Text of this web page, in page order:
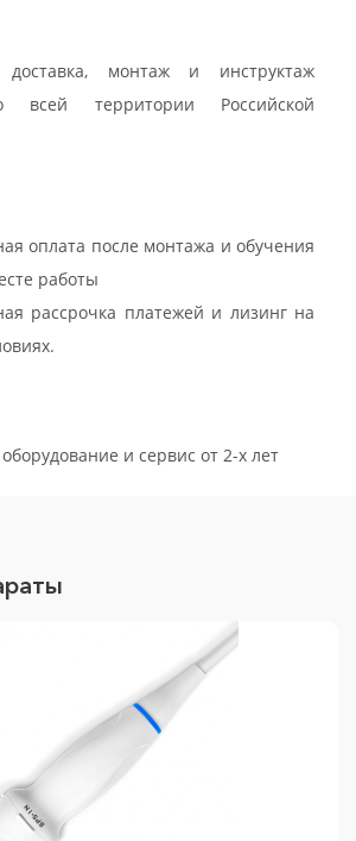
доставка, монтаж и инструктаж
всей территории Российской
оплата после монтажа и обучения
работы
рассрочка платежей и лизинг на
и сервис от 2-х лет